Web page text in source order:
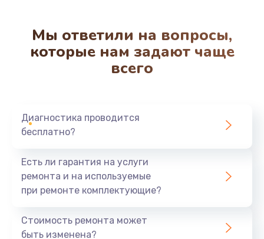
Мы ответили на вопросы,
которые нам задают чаще
всего
Диагностика проводится
бесплатно?
Есть ли гарантия на услуги
ремонта и на используемые
при ремонте комплектующие?
Стоимость ремонта может
быть изменена?